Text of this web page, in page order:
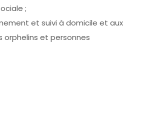
;
et suivi à domicile et aux
orphelins et personnes